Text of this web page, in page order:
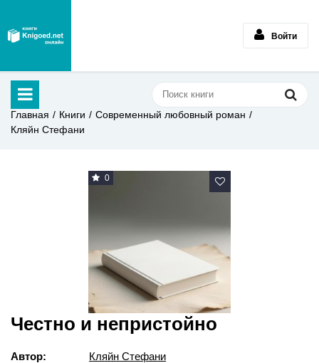
Войти
Главная Книги
Современный любовный роман
Кляйн Стефани
0
Честно и непристойно
Автор: Кляйн Стефани